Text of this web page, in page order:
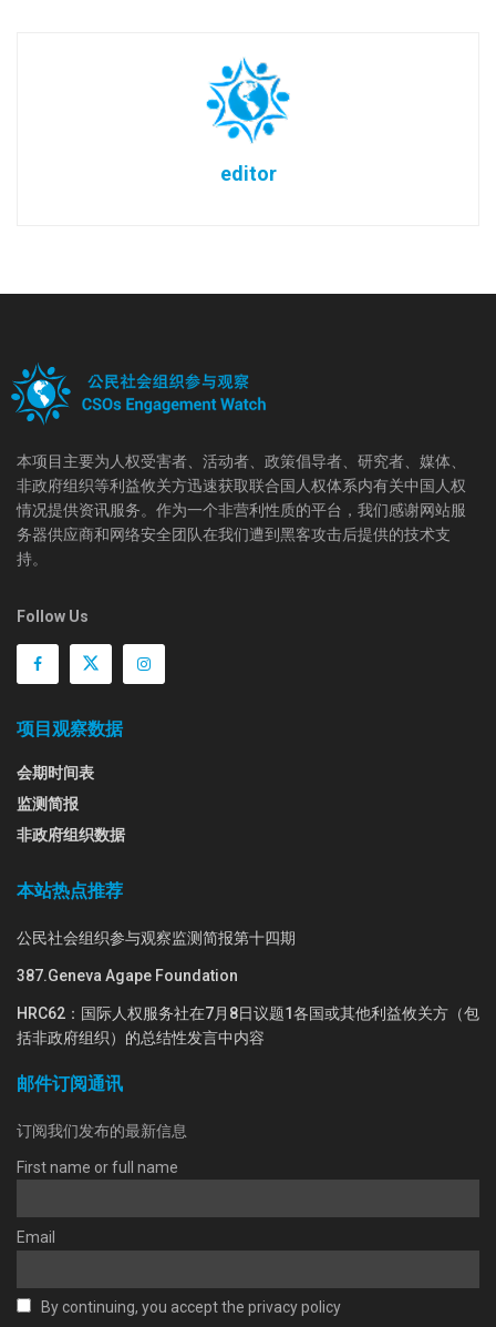
editor
本项目主要为人权受害者、活动者、政策倡导者、研究者、媒体、
非政府组织等利益攸关方迅速获取联合国人权体系内有关中国人权
情况提供资讯服务。作为一个非营利性质的平台，我们感谢网站服
务器供应商和网络安全团队在我们遭到黑客攻击后提供的技术支
持。
Follow Us
项目观察数据
会期时间表
监测简报
非政府组织数据
本站热点推荐
公民社会组织参与观察监测简报第十四期
387.Geneva Agape Foundation
HRC62：国际人权服务社在7月8日议题1各国或其他利益攸关方（包
括非政府组织）的总结性发言中内容
邮件订阅通讯
订阅我们发布的最新信息
First name or full name
Email
By continuing, you accept the privacy policy